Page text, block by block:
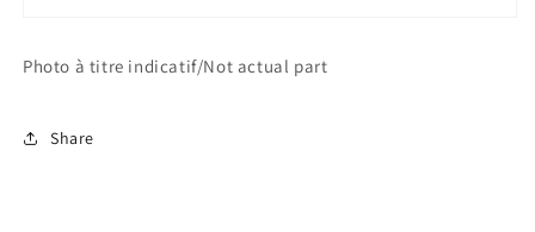
Photo à titre indicatif/Not actual part
Share